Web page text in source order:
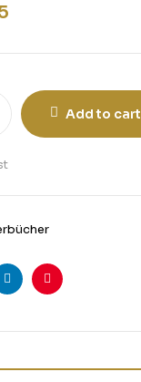
Add to cart
LinkedinPinterest